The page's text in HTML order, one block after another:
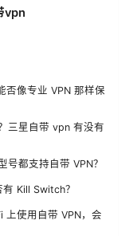
vpn
否像专业 VPN 那样保
三星自带 vpn 有没有
号都支持自带 VPN？
Kill Switch？
上使用自带 VPN，会